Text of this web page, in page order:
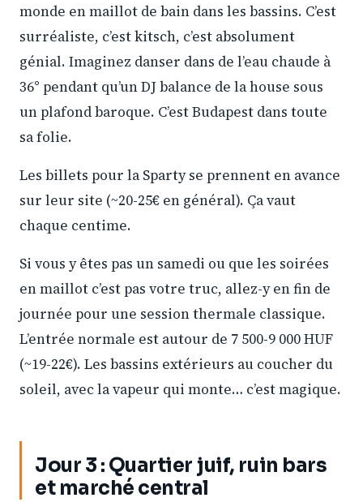
monde en maillot de bain dans les bassins. C’est
surréaliste, c’est kitsch, c’est absolument
génial. Imaginez danser dans de l’eau chaude à
36° pendant qu’un DJ balance de la house sous
un plafond baroque. C’est Budapest dans toute
sa folie.
Les billets pour la Sparty se prennent en avance
sur leur site (~20-25€ en général). Ça vaut
chaque centime.
Si vous y êtes pas un samedi ou que les soirées
en maillot c’est pas votre truc, allez-y en fin de
journée pour une session thermale classique.
L’entrée normale est autour de 7 500-9 000 HUF
(~19-22€). Les bassins extérieurs au coucher du
soleil, avec la vapeur qui monte… c’est magique.
Jour 3 : Quartier juif, ruin bars
et marché central